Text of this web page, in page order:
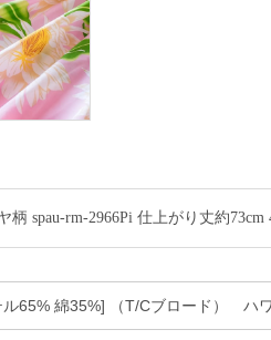
spau-rm-2966Pi 仕上がり丈約73cm
65% 綿35%] （T/Cブロード） ハ